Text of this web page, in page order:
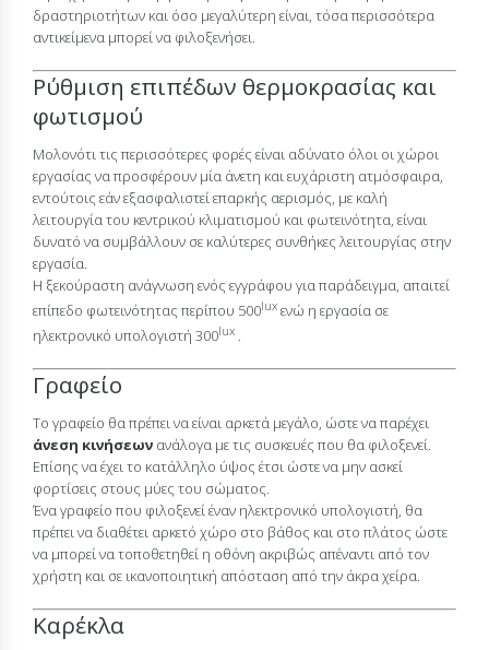
δραστηριοτήτων και όσο μεγαλύτερη είναι, τόσα περισσότερα
αντικείμενα μπορεί να φιλοξενήσει.
Ρύθμιση επιπέδων θερμοκρασίας και
φωτισμού
Μολονότι τις περισσότερες φορές είναι αδύνατο όλοι οι χώροι
εργασίας να προσφέρουν μία άνετη και ευχάριστη ατμόσφαιρα,
εντούτοις εάν εξασφαλιστεί επαρκής αερισμός, με καλή
λειτουργία του κεντρικού κλιματισμού και φωτεινότητα, είναι
δυνατό να συμβάλλουν σε καλύτερες συνθήκες λειτουργίας στην
εργασία.
Η ξεκούραστη ανάγνωση ενός εγγράφου για παράδειγμα, απαιτεί
επίπεδο φωτεινότητας περίπου 500lux ενώ η εργασία σε
ηλεκτρονικό υπολογιστή 300lux .
Γραφείο
Το γραφείο θα πρέπει να είναι αρκετά μεγάλο, ώστε να παρέχει
άνεση κινήσεων ανάλογα με τις συσκευές που θα φιλοξενεί.
Επίσης να έχει το κατάλληλο ύψος έτσι ώστε να μην ασκεί
φορτίσεις στους μύες του σώματος.
Ένα γραφείο που φιλοξενεί έναν ηλεκτρονικό υπολογιστή, θα
πρέπει να διαθέτει αρκετό χώρο στο βάθος και στο πλάτος ώστε
να μπορεί να τοποθετηθεί η οθόνη ακριβώς απέναντι από τον
χρήστη και σε ικανοποιητική απόσταση από την άκρα χείρα.
Καρέκλα